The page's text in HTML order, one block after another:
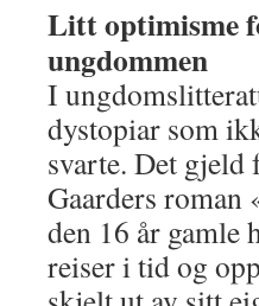
Litt optimisme
ungdommen
I
dystopiar som
svarte. Det gjeld
Gaarders roman
den 16 år gamle
reiser i tid og